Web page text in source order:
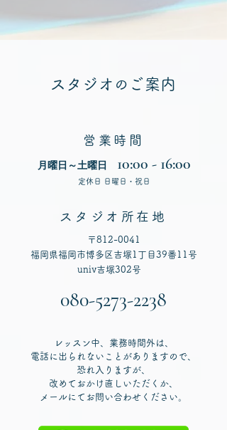
スタジオ の ご案内
営業時間
月曜日～土曜日 10:00 - 16:00
​定休日 日曜日・祝日
スタジオ所在地
​〒812-0041
福岡県福岡市博多区吉塚1丁目39番11号
univ吉塚302号
080-5273-2238
レッスン中、業務時間外は、
電話に出られないことがありますので、
恐れ入りますが、
改めておかけ直しいただくか、
メールにてお問い合わせください。